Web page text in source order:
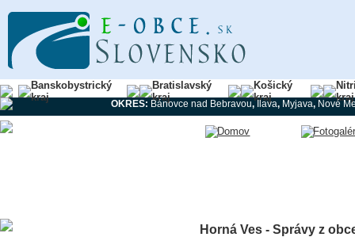
Banskobystrický
kraj
Bratislavský
kraj
Košický
kraj
kraj
OKRES: Bánovce nad Bebravou, Ilava, Myjava, Nové
Horná Ves - Správy z